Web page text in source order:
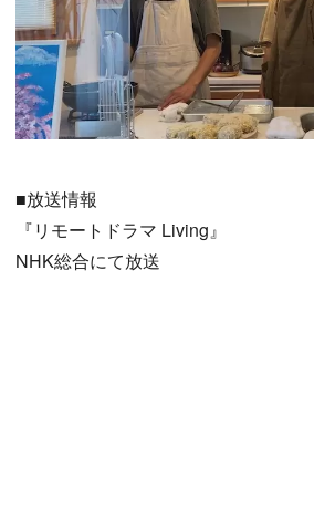
■放送情報
『リモートドラマ Living』
NHK総合にて放送